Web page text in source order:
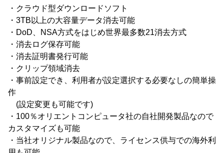
・クラウド型ダウンロードソフト
・3TB以上の大容量データ消去可能
・DoD、NSA方式をはじめ世界最多数21消去方式
・消去ログ保存可能
・消去証明書発行可能
・クリップ領域消去
・事前設定でき、利用者が設定選択する必要なしの簡単操
作
(設定変更も可能です)
・100％オリエントコンピュータ社の自社開発製品なので
カスタマイズも可能
・当社オリジナル製品なので、ライセンス供与での海外利